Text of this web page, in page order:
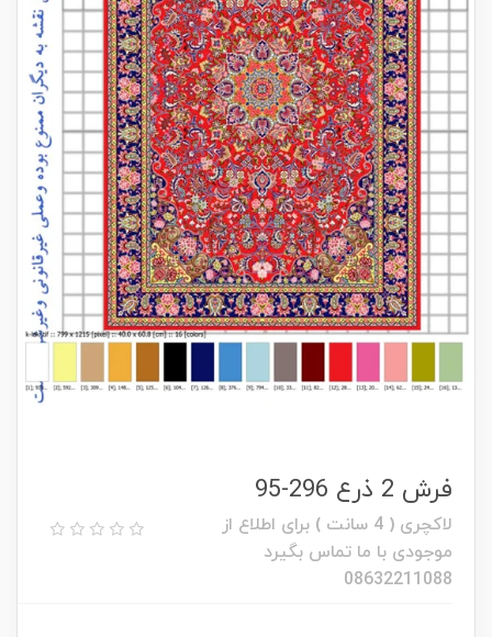
فرش 2 ذرع 296-95
لاکچری ( 4 سانت ) برای اطلاع از
موجودی با ما تماس بگیرد
08632211088